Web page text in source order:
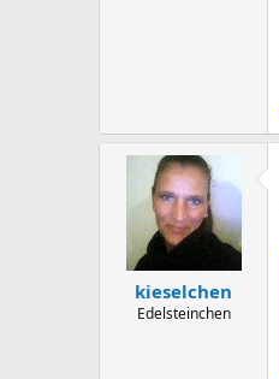
kieselchen
Edelsteinchen